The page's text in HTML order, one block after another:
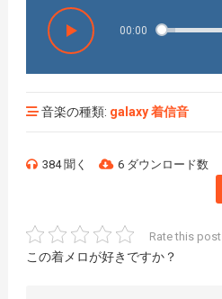
00:00
音楽の種類: galaxy 着信音
384 聞く 6 ダウンロード数
Rate this post
この着メロが好きですか？